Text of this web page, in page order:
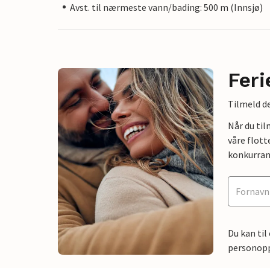
Avst. til nærmeste vann/bading: 500 m (Innsjø)
Tilmeld
Når du
våre
Du kan til